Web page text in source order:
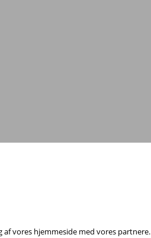
vores hjemmeside med vores partnere.